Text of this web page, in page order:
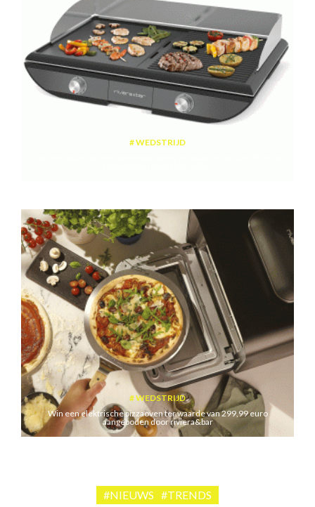
WEDSTRIJD
WEDSTRIJD
Win een elektrische pizzaoven ter waarde van 299,99 euro
aangeboden door riviera&bar
#NIEUWS #TRENDS